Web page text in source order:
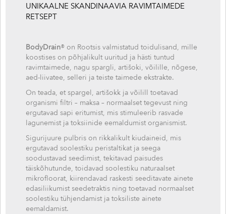
UNIKAALNE SKANDINAAVIA RAVIMTAIMEDE
RETSEPT
BodyDrain® on Rootsis valmistatud toidulisand, mille
koostises on põhjalikult uuritud ja hästi tuntud
ravimtaimede, nagu spargli, artišoki, võilille, nõgese,
aed-liivatee, selleri ja teiste taimede ekstrakte.
On teada, et spargel, artišokk ja võilill toetavad
organismi filtri – maksa – normaalset tegevust ning
ergutavad sapi eritumist, mis stimuleerib rasvade
lagunemist ja toksiinide eemaldumist organismist.
Sigurijuure pulbris on rikkalikult kiudaineid, mis
ergutavad soolestiku peristaltikat ja seega
soodustavad seedimist, tekitavad paisudes
täiskõhutunde, toidavad soolestiku naturaalset
mikrofloorat, kiirendavad raskesti seeditavate ainete
edasiliikumist seedetraktis ning toetavad normaalset
soolestiku tühjendamist ja toksiliste ainete
eemaldamist.